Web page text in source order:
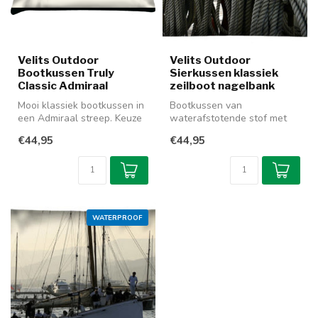
Velits Outdoor
Bootkussen Truly
Classic Admiraal
Mooi klassiek bootkussen in
een Admiraal streep. Keuze
€44,95
Velits Outdoor
Sierkussen klassiek
zeilboot nagelbank
Bootkussen van
waterafstotende stof met
zeilboot Stad...
€44,95
WATERPROOF